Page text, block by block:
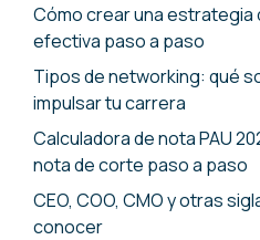
Cómo crear una estrategia
efectiva paso a paso
Tipos de networking: qué
impulsar tu carrera
Calculadora de nota PAU
nota de corte paso a paso
CEO, COO, CMO y otras
conocer